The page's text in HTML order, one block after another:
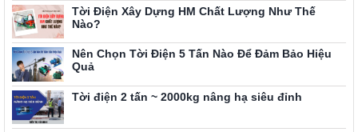
Tời Điện Xây Dựng HM Chất Lượng Như Thế
Nào?
Nên Chọn Tời Điện 5 Tấn Nào Để Đảm Bảo Hiệu
Quả
Tời điện 2 tấn ~ 2000kg nâng hạ siêu đỉnh